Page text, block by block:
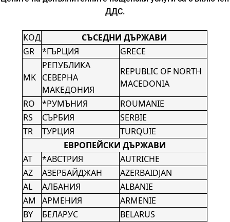
ДДС.
КОД
СЪСЕДНИ ДЪРЖАВИ
GR
*ГЪРЦИЯ GRECE
MK
РEПУБЛИКА
СЕВЕРНА
МАКЕДОНИЯ
REPUBLIC OF NORTH
MACEDONIA
RO
*РУМЪНИЯ
ROUMANIE
RS
СЪРБИЯ
SERBIE
TR
ТУРЦИЯ
TURQUIE
ЕВРОПЕЙСКИ ДЪРЖАВИ
AT
*АВСТРИЯ
AUTRICHE
AZ
АЗЕРБАЙДЖАН
AZERBAIDJAN
AL
АЛБАНИЯ
ALBANIE
AM
АРМЕНИЯ
ARMENIE
BY
БЕЛАРУС
BELARUS